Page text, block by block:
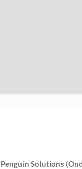
Penguin Solutions